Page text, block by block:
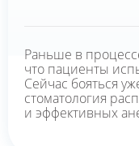
Раньше в
что пациенты
Сейчас бояться
стоматология
и эффективных